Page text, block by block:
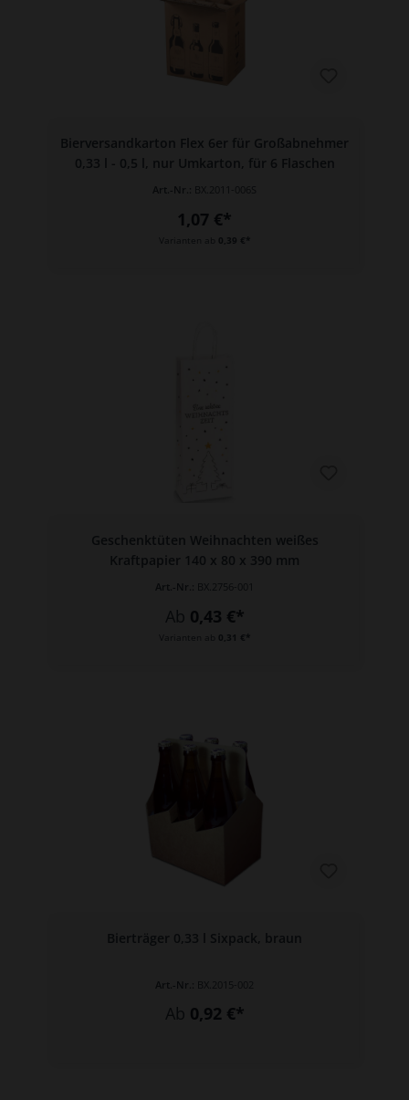
Bierversandkarton Flex 6er für Großabnehmer
0,33 l - 0,5 l, nur Umkarton, für 6 Flaschen
Art.-Nr.:
1,07 €*
0,39 €*
Geschenktüten Weihnachten weißes
Kraftpapier 140 x 80 x 390 mm
Art.-Nr.: BX.2756-001
Ab 0,43 €*
0,31 €*
Bierträger 0,33 l Sixpack, braun
Art.-Nr.:
Ab 0,92 €*